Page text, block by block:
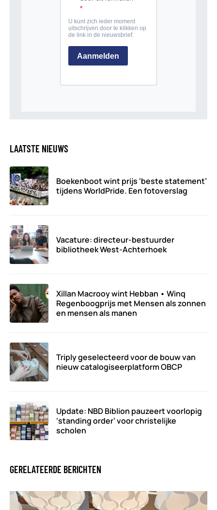
LAATSTE NIEUWS
Boekenboot wint prijs ‘beste statement’
tijdens WorldPride. Een fotoverslag
Vacature: directeur-bestuurder
bibliotheek West-Achterhoek
Xillan Macrooy wint Hebban • Winq
Regenboogprijs met Mensen als zonnen
en mensen als manen
Triply geselecteerd voor de bouw van
nieuw catalogiseerplatform OBCP
Update: NBD Biblion pauzeert voorlopig
‘standing order’ voor christelijke
scholen
GERELATEERDE BERICHTEN